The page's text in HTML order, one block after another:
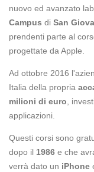
nuovo ed avanzato
Campus di San
prendenti parte al
progettate da Apple.
Ad ottobre 2016
Italia della propria
milioni di euro,
applicazioni.
Questi corsi sono
dopo il 1986 e che
verrà dato un iPhone